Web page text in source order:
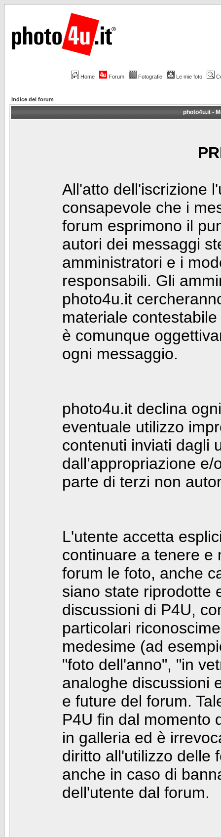
Home Forum Fotografie Le mie foto
Indice del forum
photo4u.it -
All'atto dell'iscrizione
consapevole che i
forum esprimono il
autori dei messaggi
amministratori e i
responsabili. Gli
photo4u.it
materiale
è comunque
ogni messaggio.
photo4u.it declina
eventuale utilizzo
contenuti inviati dagli
dall’appropriazione
parte di terzi non
L'utente accetta
continuare a tenere e
forum le foto, anche
siano state riprodotte
discussioni di P4U,
particolari
medesime (ad
"foto dell'anno", "in
analoghe discussioni
e future del forum.
P4U fin dal momento
in galleria ed è
diritto all'utilizzo delle
anche in caso di
dell'utente dal forum.